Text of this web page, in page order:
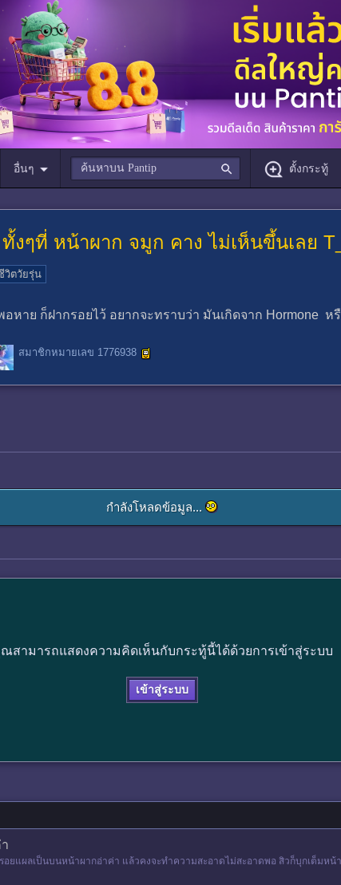
อื่นๆ ตั้งกระทู้
ๆที่ หน้าผาก จมูก คาง ไม่เห็นขึ้นเลย
วิตวัยรุ่น
าย ก็ฝากรอยไว้ อยากจะทราบว่า มันเกิดจาก Hormone ห
สมาชิกหมายเลข 1776938
กำลังโหลดข้อมูล...
สามารถแสดงความคิดเห็นกับกระทู้นี้ได้ด้วยการเข้าสู่ระบบ
เข้าสู่ระบบ
อยแผลเป็นบนหน้าผากอ่าค่า แล้วคงจะทำความสะอาดไม่สะอาดพอ สิวก็บุกเต็มห